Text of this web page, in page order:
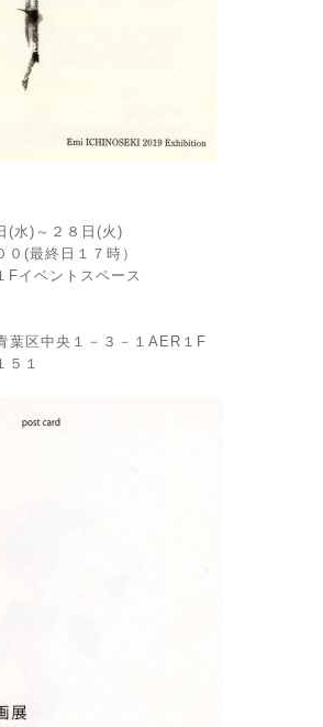
(水)～２８日(火)
０(最終日１７時）
イベントスペース
区中央１－３－１AER１F
５１